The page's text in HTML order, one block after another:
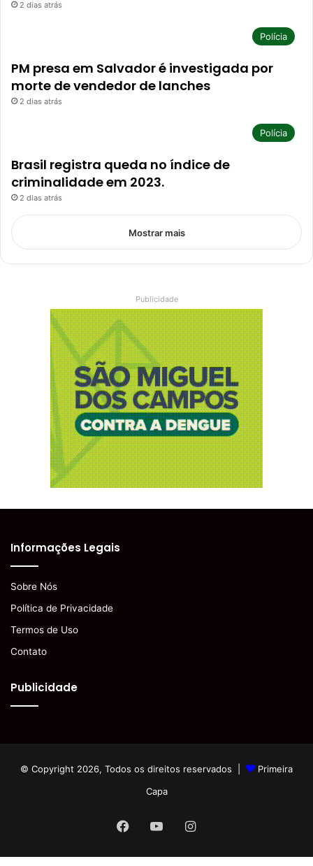
2 dias atrás
Polícia
PM presa em Salvador é investigada por
morte de vendedor de lanches
2 dias atrás
Polícia
Brasil registra queda no índice de
criminalidade em 2023.
2 dias atrás
Mostrar mais
Publicidade
Informações Legais
Sobre Nós
Política de Privacidade
Termos de Uso
Contato
Publicidade
© Copyright 2026, Todos os direitos reservados |
Primeira
Capa
Facebook
YouTubeInstagram